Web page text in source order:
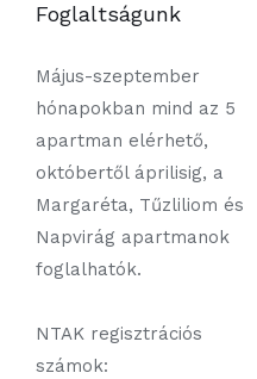
Foglaltságunk
Május-szeptember
hónapokban mind az 5
apartman elérhető,
októbertől áprilisig, a
Margaréta, Tűzliliom és
Napvirág apartmanok
foglalhatók.
NTAK regisztrációs
számok: